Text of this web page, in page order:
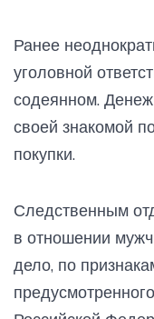
Ранее
уголовной
содеянном.
своей знакомой
покупки.
Следственным
в отношении
дело, по